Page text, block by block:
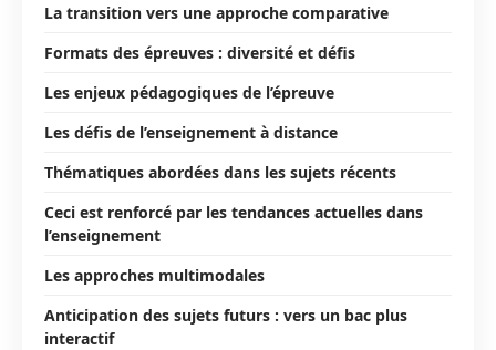
La transition vers une approche comparative
Formats des épreuves : diversité et défis
Les enjeux pédagogiques de l’épreuve
Les défis de l’enseignement à distance
Thématiques abordées dans les sujets récents
Ceci est renforcé par les tendances actuelles dans
l’enseignement
Les approches multimodales
Anticipation des sujets futurs : vers un bac plus
interactif